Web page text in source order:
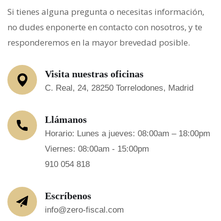
Si tienes alguna pregunta o necesitas información,
no dudes enponerte en contacto con nosotros, y te
responderemos en la mayor brevedad posible.
Visita nuestras oficinas
C. Real, 24, 28250 Torrelodones, Madrid
Llámanos
Horario: Lunes a jueves: 08:00am – 18:00pm
Viernes: 08:00am - 15:00pm
910 054 818
Escríbenos
info@zero-fiscal.com